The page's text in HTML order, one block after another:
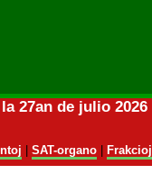
27an de julio
SAT-organo| Frakcioj